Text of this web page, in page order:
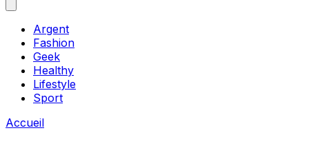
Argent
Fashion
Geek
Healthy
Lifestyle
Sport
Accueil